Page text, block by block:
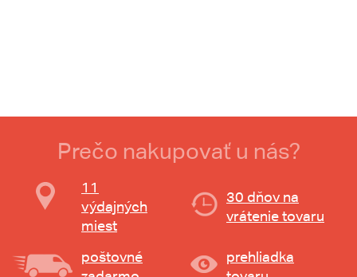
Prečo nakupovať u nás?
11
výdajných
miest
30 dňov na
vrátenie tovaru
poštovné
prehliadka